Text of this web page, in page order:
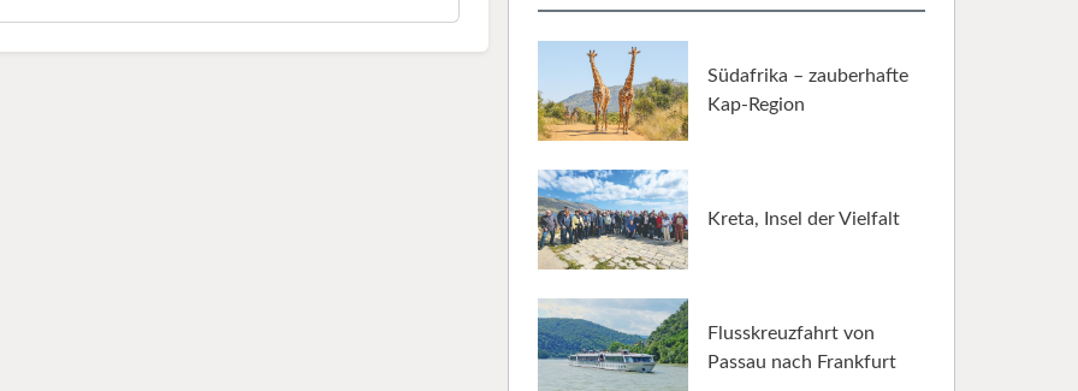
Südafrika – zauberhafte
Kap-Region
Kreta, Insel der Vielfalt
Flusskreuzfahrt von
Passau nach Frankfurt